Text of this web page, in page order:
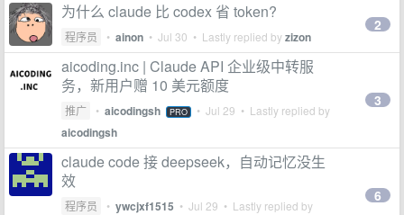
为什么 claude 比 codex 省 token?
程序员 • ainon • Jul 30 • Lastly replied byzizon
2
aicoding.inc | Claude API 企业级中转服
务，新用户赠 10 美元额度
推广 • aicodingsh PRO • Jul 29 • Lastly replied by
aicodingsh
3
claude code 接 deepseek，自动记忆没生
效
程序员 • ywcjxf1515 • Jul 29 • Lastly replied by
6